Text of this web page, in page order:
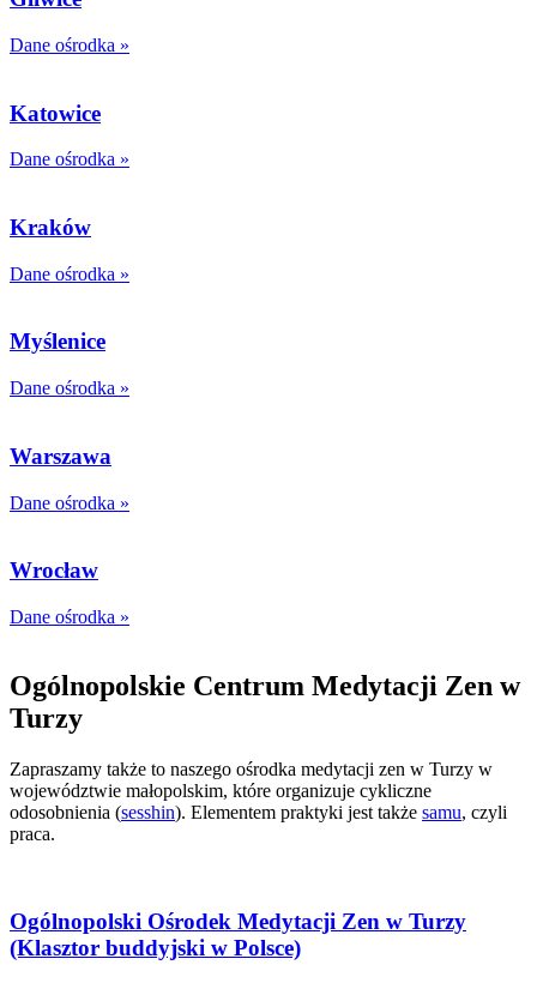
Dane ośrodka »
Katowice
Dane ośrodka »
Kraków
Dane ośrodka »
Myślenice
Dane ośrodka »
Warszawa
Dane ośrodka »
Wrocław
Dane ośrodka »
Ogólnopolskie Centrum Medytacji Zen w
Turzy
Zapraszamy także to naszego ośrodka medytacji zen w Turzy w
województwie małopolskim, które organizuje cykliczne
odosobnienia (sesshin). Elementem praktyki jest także samu, czyli
praca.
Ogólnopolski Ośrodek Medytacji Zen w Turzy
(Klasztor buddyjski w Polsce)